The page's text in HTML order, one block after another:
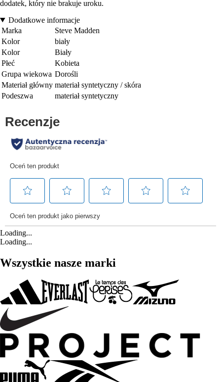
dodatek, który nie brakuje uroku.
Dodatkowe informacje
Marka
Steve Madden
Kolor
biały
Kolor
Biały
Płeć
Kobieta
Grupa wiekowa Dorośli
Materiał główny materiał syntetyczny / skóra
Podeszwa
materiał syntetyczny
Loading...
Loading...
Wszystkie nasze marki